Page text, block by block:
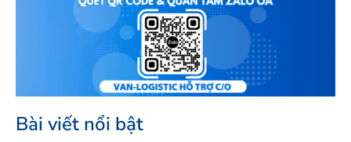
Bài viết nổi bật